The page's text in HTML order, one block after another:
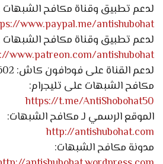
لدعم تطبيق وقناة مكافح الشبهات
www.paypal.me/antishubohat
لدعم تطبيق وقناة مكافح الشبهات
www.patreon.com/antishubohat
لدعم القناة على فودافون كاش: 01018817602
مكافح الشبهات على تليجرام:
https://t.me/AntiShobohat50
الموقع الرسمي لـ مكافح الشبهات:
http://antishubohat.com
مدونة مكافح الشبهات: